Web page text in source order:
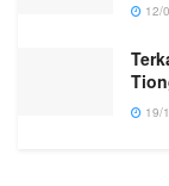
12/
19/